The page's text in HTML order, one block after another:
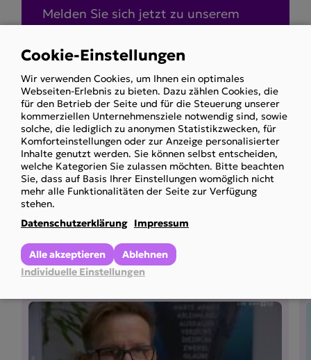
Melden Sie sich jetzt zu unserem
immer aktuelle Informationen über
Zum Newsletter
anmelden
Weitere Newsbei­träge
Use
of
personal
data
and
cookies
Cookie-Einstellungen
Wir verwenden Cookies, um Ihnen ein optimales
Webseiten-Erlebnis zu bieten. Dazu zählen Cookies, die
für den Betrieb der Seite und für die Steuerung unserer
kommerziellen Unternehmensziele notwendig sind, sowie
solche, die lediglich zu anonymen Statistikzwecken, für
Komforteinstellungen oder zur Anzeige personalisierter
Inhalte genutzt werden. Sie können selbst entscheiden,
welche Kategorien Sie zulassen möchten. Bitte beachten
Sie, dass auf Basis Ihrer Einstellungen womöglich nicht
mehr alle Funktionalitäten der Seite zur Verfügung
stehen.
Datenschutzerklärung Impressum
Individuelle Einstellungen
Ablehnen
Alle akzeptieren